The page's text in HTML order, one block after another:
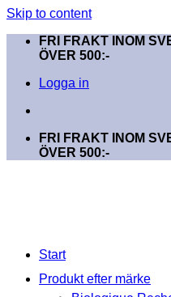
Skip to content
FRI FRAKT INOM
ÖVER 500:-
Logga in
FRI FRAKT INOM
ÖVER 500:-
Start
Produkt efter märke